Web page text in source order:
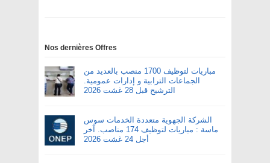
Nos dernières Offres
مباريات لتوظيف 1700 منصب بالعديد من
الجماعات الترابية و إدارات عمومية.
الترشيح قبل 28 غشت 2026
الشركة الجهوية متعددة الخدمات سوس
ماسة : مباريات لتوظيف 174 مناصب. آخر
أجل 24 غشت 2026